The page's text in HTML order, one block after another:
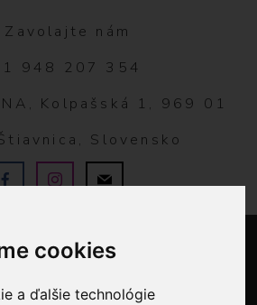
cookies
a ďalšie technológie
Zavolajte nám
948 207 354
Kolpašská 1, 969 01
Slovensko